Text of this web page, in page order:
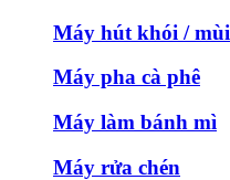
Máy hút khói / mùi
Máy pha cà phê
Máy làm bánh mì
Máy rửa chén